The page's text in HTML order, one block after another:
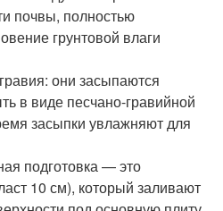
почвы, полностью
грунтовой влаги
они засыпаются
в виде песчано-гравийной
засыпки увлажняют для
подготовка — это
10 см), который заливают